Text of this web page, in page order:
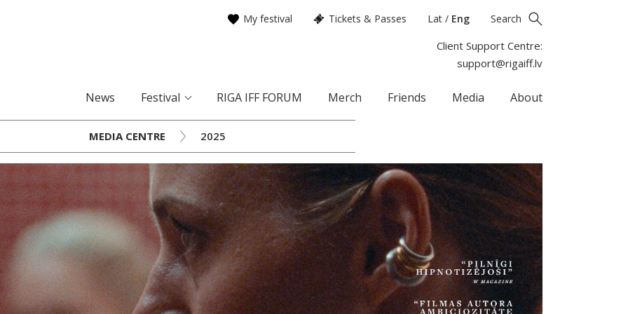
My festival Tickets & Passes Lat / Eng Search
Client Support Centre:
support@rigaiff.lv
News Festival RIGA IFF FORUM Merch Friends Media About
MEDIA CENTRE 2025